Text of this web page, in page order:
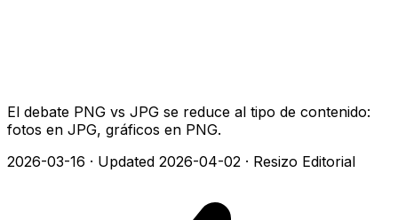
El debate PNG vs JPG se reduce al tipo de contenido:
fotos en JPG, gráficos en PNG.
2026-03-16 · Updated 2026-04-02 · Resizo Editorial